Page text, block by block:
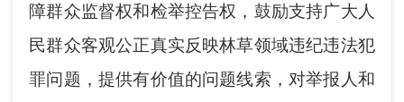
障群众监督权和检举控告权，鼓励支持广大人
民群众客观公正真实反映林草领域违纪违法犯
罪问题，提供有价值的问题线索，对举报人和